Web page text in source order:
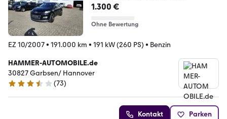
1.300 €
Ohne Bewertung
EZ 10/2007• 191.000 km • 191 kW (260 PS) • Benzin
HAMMER-AUTOMOBILE.de
30827 Garbsen/ Hannover
3.4 Sterne
(73)
Kontakt Parken